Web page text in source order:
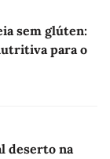
sem glúten:
para o
deserto na